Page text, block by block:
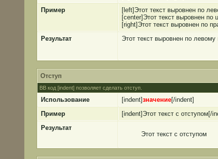
Пример
[left]Этот текст выровнен по
[center]Этот текст выровнен по
[right]Этот текст выровнен по
Результат
Этот текст выровнен по левому
Отступ
BB код [indent] позволяет сделать отступ.
Использование [indent]значение[/indent]
Пример
[indent]Этот текст с отступом[/
Результат
Этот текст с отступом